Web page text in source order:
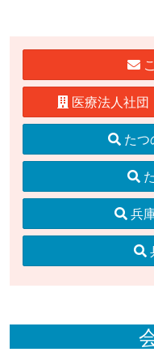
医療法人社
たつ
兵